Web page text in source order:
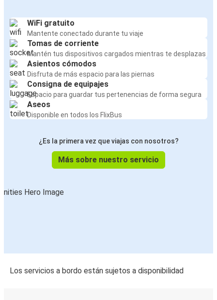
Sheffield
WiFi gratuito
Mantente conectado durante tu viaje
Tomas de corriente
Mantén tus dispositivos cargados mientras te desplazas
Asientos cómodos
Disfruta de más espacio para las piernas
Consigna de equipajes
Espacio para guardar tus pertenencias de forma segura
Aseos
Disponible en todos los FlixBus
¿Es la primera vez que viajas con nosotros?
Más sobre nuestro servicio
Los servicios a bordo están sujetos a disponibilidad